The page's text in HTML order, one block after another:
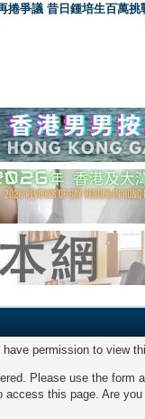
捲爭議 昔日鍾培生百萬
permission to view
Please use the form
access this page. Are